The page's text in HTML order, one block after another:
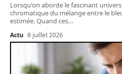
Lorsqu'on aborde le fascinant
chromatique du mélange entre le
estimée. Quand ces…
Actu 8 juillet 2026